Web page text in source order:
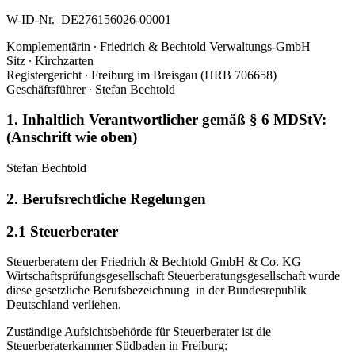
W-ID-Nr. DE276156026-00001
Komplementärin ∙ Friedrich & Bechtold Verwaltungs-GmbH
Sitz ∙ Kirchzarten
Registergericht ∙ Freiburg im Breisgau (HRB 706658)
Geschäftsführer ∙ Stefan Bechtold
1. Inhaltlich Verantwortlicher gemäß § 6 MDStV:
(Anschrift wie oben)
Stefan Bechtold
2. Berufsrechtliche Regelungen
2.1 Steuerberater
Steuerberatern der Friedrich & Bechtold GmbH & Co. KG
Wirtschaftsprüfungsgesellschaft Steuerberatungsgesellschaft wurde
diese gesetzliche Berufsbezeichnung in der Bundesrepublik
Deutschland verliehen.
Zuständige Aufsichtsbehörde für Steuerberater ist die
Steuerberaterkammer Südbaden in Freiburg: